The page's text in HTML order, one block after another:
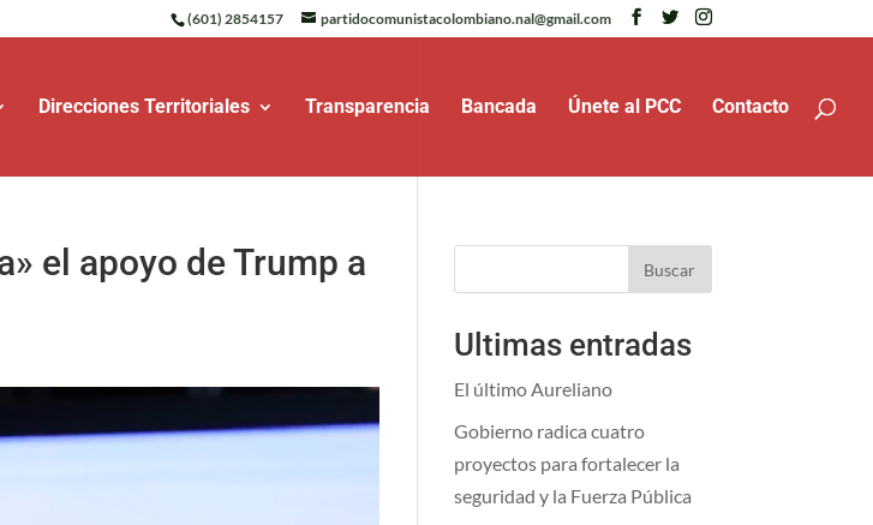
(601) 2854157 partidocomunistacolombiano.nal@gmail.com
Direcciones Territoriales Transparencia Bancada Únete al PCC Contacto
el apoyo de Trump a
Buscar
Ultimas entradas
El último Aureliano
Gobierno radica cuatro
proyectos para fortalecer la
seguridad y la Fuerza Pública